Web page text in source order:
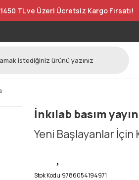
TL ve Üzeri Ücretsiz Kargo Fırsatı!
İnkılab basım yayın
Yeni Başlayanlar İçin
Stok Kodu:9786054194971